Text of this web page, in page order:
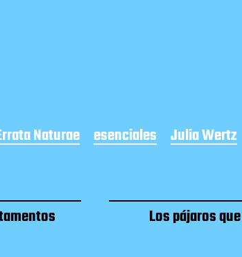
Naturae esenciales Julia Wertz
Los pájaros